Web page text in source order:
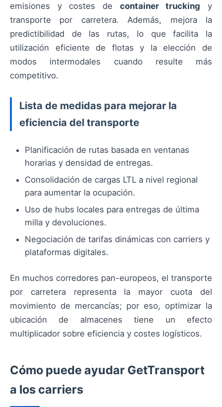
emisiones y costes de container trucking y
transporte por carretera. Además, mejora la
predictibilidad de las rutas, lo que facilita la
utilización eficiente de flotas y la elección de
modos intermodales cuando resulte más
competitivo.
Lista de medidas para mejorar la
eficiencia del transporte
Planificación de rutas basada en ventanas
horarias y densidad de entregas.
Consolidación de cargas LTL a nivel regional
para aumentar la ocupación.
Uso de hubs locales para entregas de última
milla y devoluciones.
Negociación de tarifas dinámicas con carriers y
plataformas digitales.
En muchos corredores pan-europeos, el transporte
por carretera representa la mayor cuota del
movimiento de mercancías; por eso, optimizar la
ubicación de almacenes tiene un efecto
multiplicador sobre eficiencia y costes logísticos.
Cómo puede ayudar GetTransport
a los carriers